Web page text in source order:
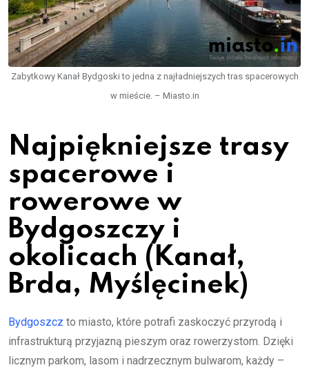
Zabytkowy Kanał Bydgoski to jedna z najładniejszych tras spacerowych
w mieście. – Miasto.in
Najpiękniejsze trasy
spacerowe i
rowerowe w
Bydgoszczy i
okolicach (Kanał,
Brda, Myślęcinek)
Bydgoszcz to miasto, które potrafi zaskoczyć przyrodą i
infrastrukturą przyjazną pieszym oraz rowerzystom. Dzięki
licznym parkom, lasom i nadrzecznym bulwarom, każdy –